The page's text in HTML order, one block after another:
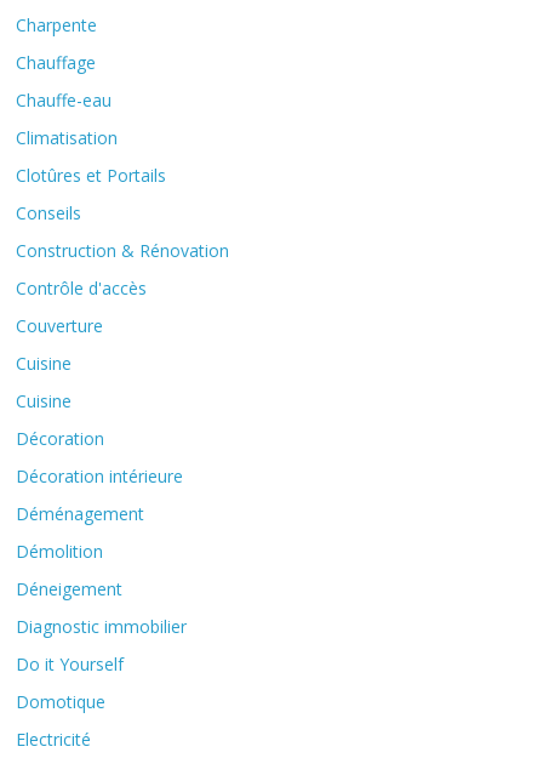
Charpente
Chauffage
Chauffe-eau
Climatisation
Clotûres et Portails
Conseils
Construction & Rénovation
Contrôle d'accès
Couverture
Cuisine
Cuisine
Décoration
Décoration intérieure
Déménagement
Démolition
Déneigement
Diagnostic immobilier
Do it Yourself
Domotique
Electricité